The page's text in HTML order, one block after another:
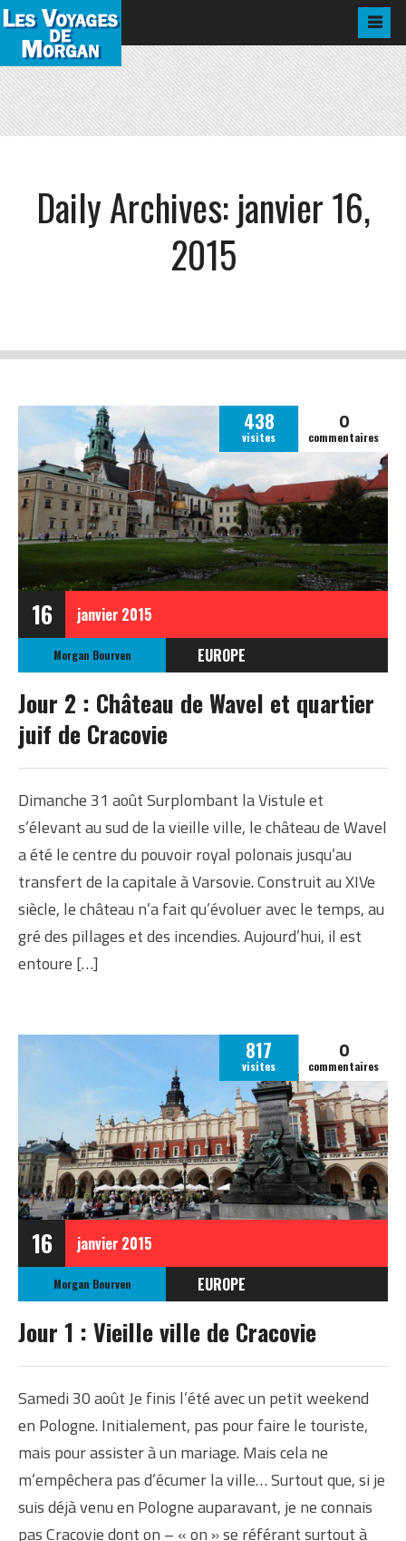
Daily Archives: janvier 16,
2015
16 janvier 2015
438
visites
0
commentaires
Morgan Bourven
EUROPE
POLOGNE
Jour 2 : Château de Wavel et quartier
juif de Cracovie
Dimanche 31 août Surplombant la Vistule et
s’élevant au sud de la vieille ville, le château de Wavel
a été le centre du pouvoir royal polonais jusqu’au
transfert de la capitale à Varsovie. Construit au XIVe
siècle, le château n’a fait qu’évoluer avec le temps, au
gré des pillages et des incendies. Aujourd’hui, il est
entoure […]
16 janvier 2015
817
visites
0
commentaires
Morgan Bourven
EUROPE
POLOGNE
Jour 1 : Vieille ville de Cracovie
Samedi 30 août Je finis l’été avec un petit weekend
en Pologne. Initialement, pas pour faire le touriste,
mais pour assister à un mariage. Mais cela ne
m’empêchera pas d’écumer la ville… Surtout que, si je
suis déjà venu en Pologne auparavant, je ne connais
pas Cracovie dont on – « on » se référant surtout à